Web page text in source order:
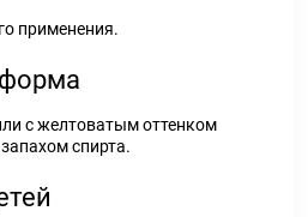
применения.
с желтоватым оттенком
спирта.